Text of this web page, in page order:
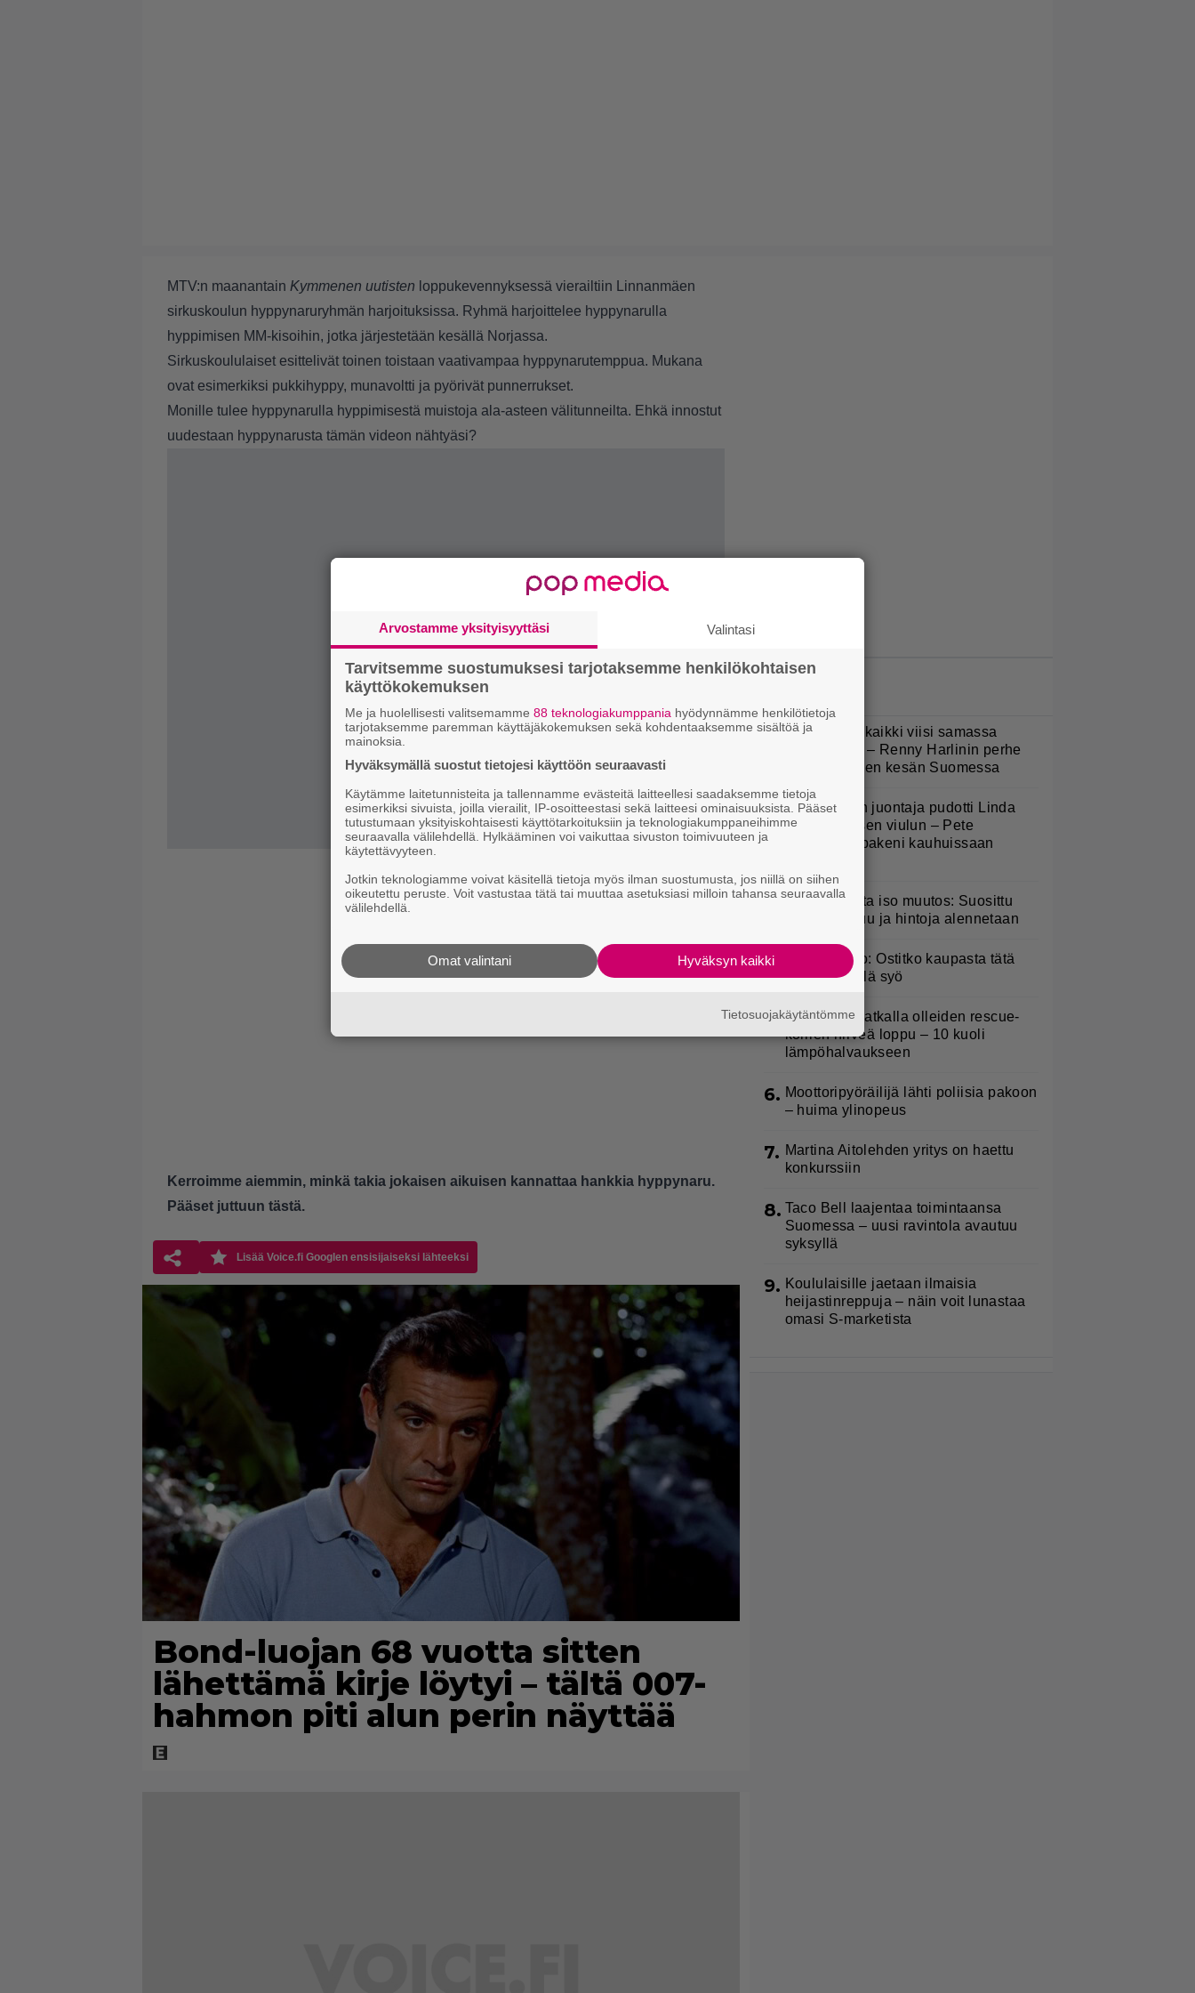
MTV:n maanantain Kymmenen uutisten loppukevennyksessä vierailtiin Linnanmäen
sirkuskoulun hyppynaruryhmän harjoituksissa. Ryhmä harjoittelee hyppynarulla
hyppimisen MM-kisoihin, jotka järjestetään kesällä Norjassa.
Sirkuskoululaiset esittelivät toinen toistaan vaativampaa hyppynarutemppua. Mukana
ovat esimerkiksi pukkihyppy, munavoltti ja pyörivät punnerrukset.
Monille tulee hyppynarulla hyppimisestä muistoja ala-asteen välitunneilta. Ehkä innostut
uudestaan hyppynarusta tämän videon nähtyäsi?
Kerroimme aiemmin, minkä takia jokaisen aikuisen kannattaa hankkia hyppynaru.
Pääset juttuun tästä.
Lisää Voice.fi Googlen ensisijaiseksi lähteeksi
Bond-luojan 68 vuotta sitten
lähettämä kirje löytyi – tältä 007-
hahmon piti alun perin näyttää
1. ”Nukuimme kaikki viisi samassa
huoneessa” – Renny Harlinin perhe
vietti unelmien kesän Suomessa
2. Tv-ohjelman juontaja pudotti Linda
Lampeniuksen viulun – Pete
Parkkonen pakeni kauhuissaan
3. Hesburgerilta iso muutos: Suosittu
ateria poistuu ja hintoja alennetaan
4.
Takaisinveto: Ostitko kaupasta tätä
salaattia? Älä syö
5. Suomeen matkalla olleiden rescue-
koirien hirveä loppu – 10 kuoli
lämpöhalvaukseen
6. Moottoripyöräilijä lähti poliisia pakoon
– huima ylinopeus
7. Martina Aitolehden yritys on haettu
konkurssiin
8. Taco Bell laajentaa toimintaansa
Suomessa – uusi ravintola avautuu
syksyllä
9. Koululaisille jaetaan ilmaisia
heijastinreppuja – näin voit lunastaa
omasi S-marketista
Arvostamme yksityisyyttäsi Valintasi
Tarvitsemme suostumuksesi tarjotaksemme henkilökohtaisen
käyttökokemuksen
Me ja huolellisesti valitsemamme 88 teknologiakumppania hyödynnämme henkilötietoja
tarjotaksemme paremman käyttäjäkokemuksen sekä kohdentaaksemme sisältöä ja
mainoksia.
Hyväksymällä suostut tietojesi käyttöön seuraavasti
Käytämme laitetunnisteita ja tallennamme evästeitä laitteellesi saadaksemme tietoja
esimerkiksi sivuista, joilla vierailit, IP-osoitteestasi sekä laitteesi ominaisuuksista. Pääset
tutustumaan yksityiskohtaisesti käyttötarkoituksiin ja teknologiakumppaneihimme
seuraavalla välilehdellä. Hylkääminen voi vaikuttaa sivuston toimivuuteen ja
käytettävyyteen.
Jotkin teknologiamme voivat käsitellä tietoja myös ilman suostumusta, jos niillä on siihen
oikeutettu peruste. Voit vastustaa tätä tai muuttaa asetuksiasi milloin tahansa seuraavalla
välilehdellä.
Hyväksyn kaikki
Omat valintani
Tietosuojakäytäntömme